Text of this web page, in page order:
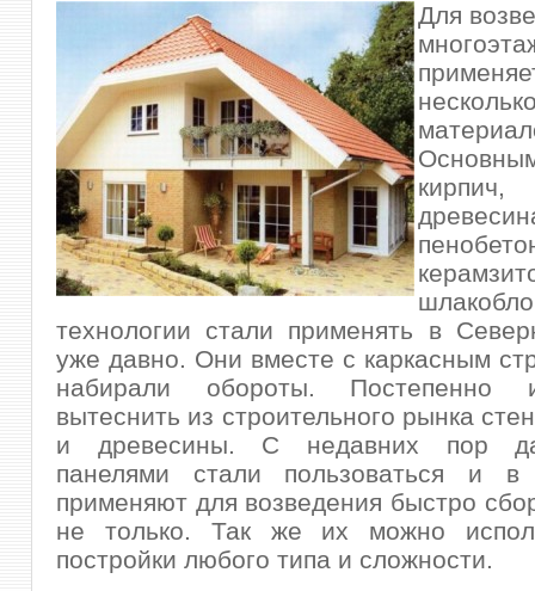
Для
кирпич,
технологии стали применять в
уже давно. Они вместе с каркасным
набирали обороты. Постепенно
вытеснить из строительного рынка
и древесины. С недавних пор
панелями стали пользоваться и
применяют для возведения быстро
не только. Так же их можно
постройки любого типа и сложности.